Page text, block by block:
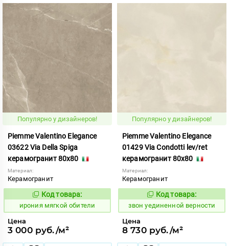
Популярно у дизайнеров!
Piemme Valentino Elegance
03622 Via Della Spiga
керамогранит 80x80
Материал:
Керамогранит
1101437
Код товара:
ирония мягкой обители
Цена
3 000 руб./м²
Популярно у дизайнеров!
Piemme Valentino Elegance
01429 Via Condotti lev/ret
керамогранит 80x80
Материал:
Керамогранит
466631
Код товара:
звон уединенной верности
Цена
8 730 руб./м²